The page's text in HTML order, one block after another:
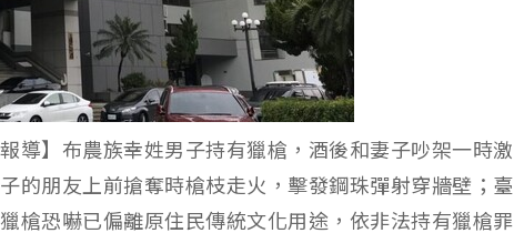
導】布農族幸姓男子持有獵槍，酒後和妻子吵架一時激
的朋友上前搶奪時槍枝走火，擊發鋼珠彈射穿牆壁；臺
槍恐嚇已偏離原住民傳統文化用途，依非法持有獵槍罪